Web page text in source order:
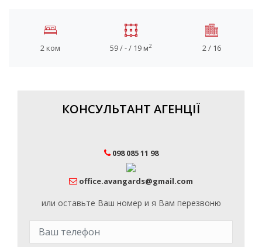
2 ком 59 / - / 19 м2 2 / 16
КОНСУЛЬТАНТ АГЕНЦІЇ
098 085 11 98
office.avangards@gmail.com
или оставьте Ваш номер и я Вам перезвоню